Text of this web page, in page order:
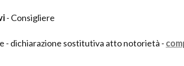
- Consigliere
- dichiarazione sostitutiva atto notorietà -